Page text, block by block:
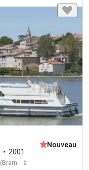
2001
(Bram : à
Nouveau